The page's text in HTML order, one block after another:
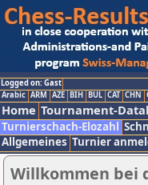
Logged on: Gast
Arabic ARM AZE BIH BUL CAT CHN
Home Tournament-
Turnierschach-Elozahl
Allgemeines Turnier
Willkommen bei